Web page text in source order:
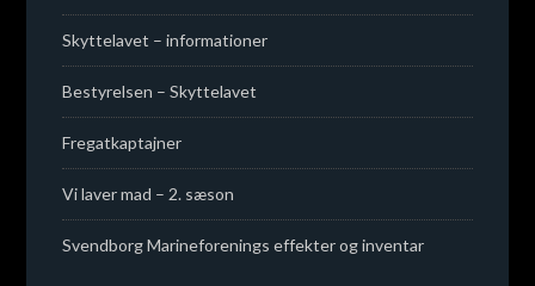
Skyttelavet – informationer
Bestyrelsen – Skyttelavet
Fregatkaptajner
Vi laver mad – 2. sæson
Svendborg Marineforenings effekter og inventar